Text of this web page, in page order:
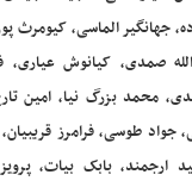
جهانگیر الماسی، کیومرث
صمدی، کیانوش عیاری،
محمد بزرگ نیا، امین
جواد طوسی، فرامرز
ارجمند، بابک بیات،